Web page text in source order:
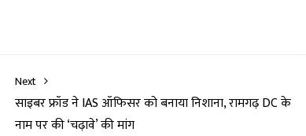
Next
साइबर फ्रॉड ने IAS ऑफिसर को बनाया निशाना, रामगढ़ DC के
नाम पर की ‘चढ़ावे’ की मांग